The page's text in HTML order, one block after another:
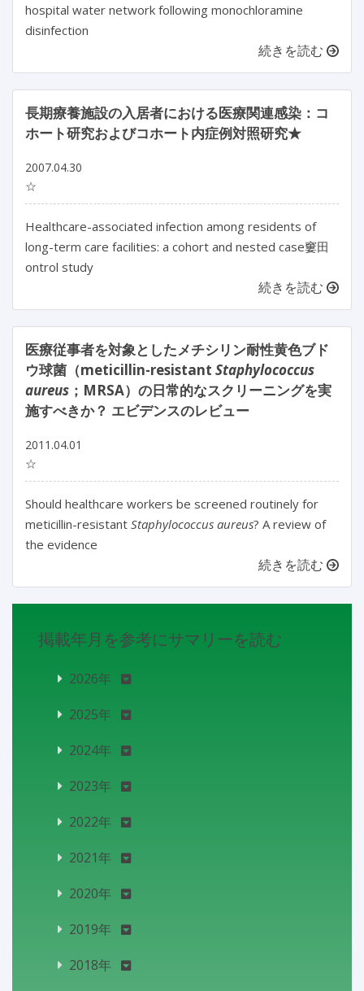
hospital water network following monochloramine
disinfection
続きを読む
長期療養施設の入居者における医療関連感染：コ
ホート研究およびコホート内症例対照研究★
2007.04.30
☆
Healthcare-associated infection among residents of
long-term care facilities: a cohort and nested case窶田
ontrol study
続きを読む
医療従事者を対象としたメチシリン耐性黄色ブド
ウ球菌（meticillin-resistant Staphylococcus
aureus ；MRSA）の日常的なスクリーニングを実
施すべきか？ エビデンスのレビュー
2011.04.01
☆
Should healthcare workers be screened routinely for
meticillin-resistant Staphylococcus aureus? A review of
the evidence
続きを読む
掲載年月を参考にサマリーを読む
2026年
2025年
2024年
2023年
2022年
2021年
2020年
2019年
2018年